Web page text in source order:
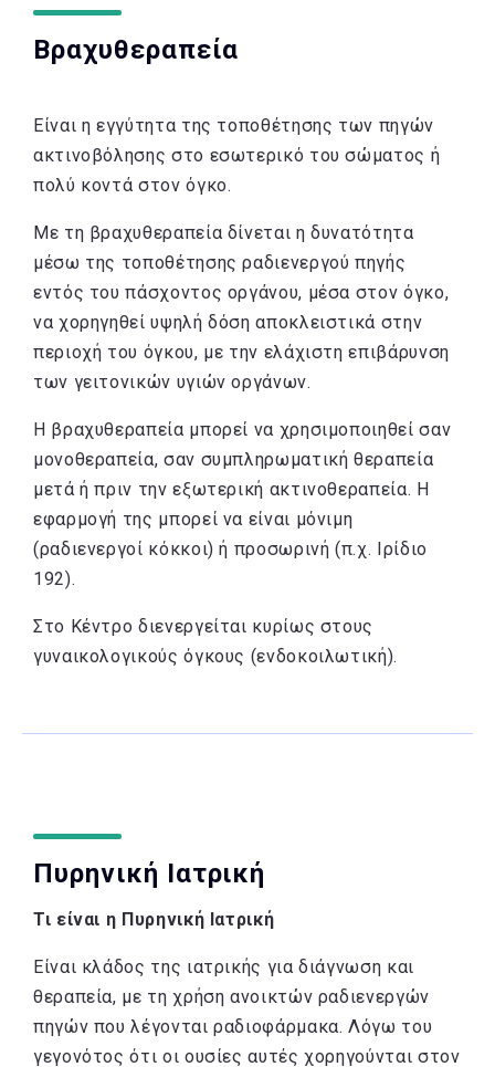
Βραχυθεραπεία
Είναι η εγγύτητα της τοποθέτησης των πηγών
ακτινοβόλησης στο εσωτερικό του σώματος ή
πολύ κοντά στον όγκο.
Με τη βραχυθεραπεία δίνεται η δυνατότητα
μέσω της τοποθέτησης ραδιενεργού πηγής
εντός του πάσχοντος οργάνου, μέσα στον όγκο,
να χορηγηθεί υψηλή δόση αποκλειστικά στην
περιοχή του όγκου, με την ελάχιστη επιβάρυνση
των γειτονικών υγιών οργάνων.
Η βραχυθεραπεία μπορεί να χρησιμοποιηθεί σαν
μονοθεραπεία, σαν συμπληρωματική θεραπεία
μετά ή πριν την εξωτερική ακτινοθεραπεία. Η
εφαρμογή της μπορεί να είναι μόνιμη
(ραδιενεργοί κόκκοι) ή προσωρινή (π.χ. Ιρίδιο
192).
Στο Κέντρο διενεργείται κυρίως στους
γυναικολογικούς όγκους (ενδοκοιλωτική).
Πυρηνική Ιατρική
Τι είναι η Πυρηνική Ιατρική
Είναι κλάδος της ιατρικής για διάγνωση και
θεραπεία, με τη χρήση ανοικτών ραδιενεργών
πηγών που λέγονται ραδιοφάρμακα. Λόγω του
γεγονότος ότι οι ουσίες αυτές χορηγούνται στον